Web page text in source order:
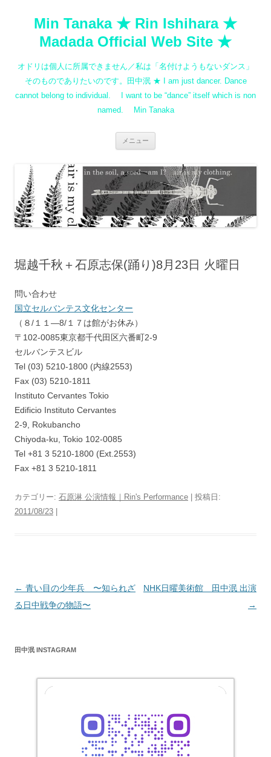
キ
ッ
Min Tanaka ★ Rin Ishihara ★
Madada Official Web Site ★
オドリは個人に所属できません／私は「名付けようもないダンス」
そのものでありたいのです。田中泯 ★ I am just dancer. Dance
cannot belong to individual. I want to be “dance” itself which is non
named. Min Tanaka
メニュー
堀越千秋＋石原志保(踊り)8月23日 火曜日
問い合わせ
国立セルバンテス文化センター
（８/１１―8/１７は館がお休み）
〒102-0085東京都千代田区六番町2-9
セルバンテスビル
Tel (03) 5210-1800 (内線2553)
Fax (03) 5210-1811
Instituto Cervantes Tokio
Edificio Instituto Cervantes
2-9, Rokubancho
Chiyoda-ku, Tokio 102-0085
Tel +81 3 5210-1800 (Ext.2553)
Fax +81 3 5210-1811
カテゴリー: 石原淋 公演情報｜Rin's Performance | 投稿日:
2011/08/23
投
稿
ゲ
← 青い目の少年兵 〜知られざ
る日中戦争の物語〜
NHK日曜美術館 田中泯 出演
→
田中泯 INSTAGRAM